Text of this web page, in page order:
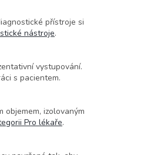
přístroje si
nástroje.
vystupování.
s pacientem.
izolovaným
Pro lékaře.